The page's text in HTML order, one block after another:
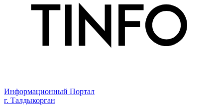
Информационный Портал
г. Талдыкорган